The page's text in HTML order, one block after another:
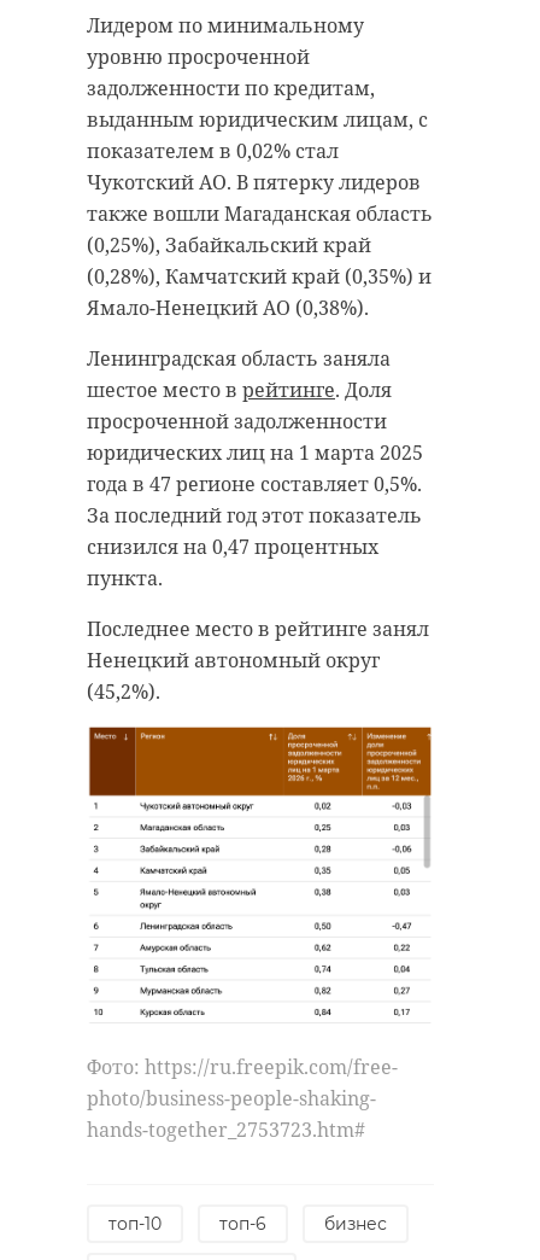
Лидером по минимальному
уровню просроченной
задолженности по кредитам,
выданным юридическим лицам, с
показателем в 0,02% стал
Чукотский АО. В пятерку лидеров
также вошли Магаданская область
(0,25%), Забайкальский край
(0,28%), Камчатский край (0,35%) и
Ямало-Ненецкий АО (0,38%).
Ленинградская область заняла
шестое место в рейтинге. Доля
просроченной задолженности
юридических лиц на 1 марта 2025
года в 47 регионе составляет 0,5%.
За последний год этот показатель
снизился на 0,47 процентных
пункта.
Последнее место в рейтинге занял
Ненецкий автономный округ
(45,2%).
Фото: https://ru.freepik.com/free-
photo/business-people-shaking-
hands-together_2753723.htm#
топ-10 топ-6 бизнес
почв и воды, увеличить долю
переработки и развивать
раздельный сбор отходов,
формируя более современную
систему обращения с отходами в
интересах жителей
Ленинградской области.
"Новые проекты
будут реализованы с
соблюдением всех
экологических и
строительных норм.
Один из первых в
очереди - комплекс
по переработке
отходов «Рахья» -
значимый шаг для
экологии
проекта — извлечь
максимальную
пользу из отходов и
минимизировать их
негативное
воздействие на
окружающую среду.
Губернатор
Ленинградской
области Александр
Дрозденко всегда
выступал и
действующих
В Сосновом
Бору раскрыли
схему хищения
денег,
предназначенных
на создание
велодорожки
В городе Сосновый Бор возбудили
уголовное дело о мошенничестве
после выявленной схемы хищения
денежных средств, предназначенных
на строительство велодорожки в
населенном пункте. Об этом
сообщила пресс-служба ОМВД России
по г. Сосновый Бор Ленинградской
Фото: https://ru.freepik.com/free-
photo/closeup-gavel-judgement-
concept_2807378.htm#
суд
Поделиться статьей: